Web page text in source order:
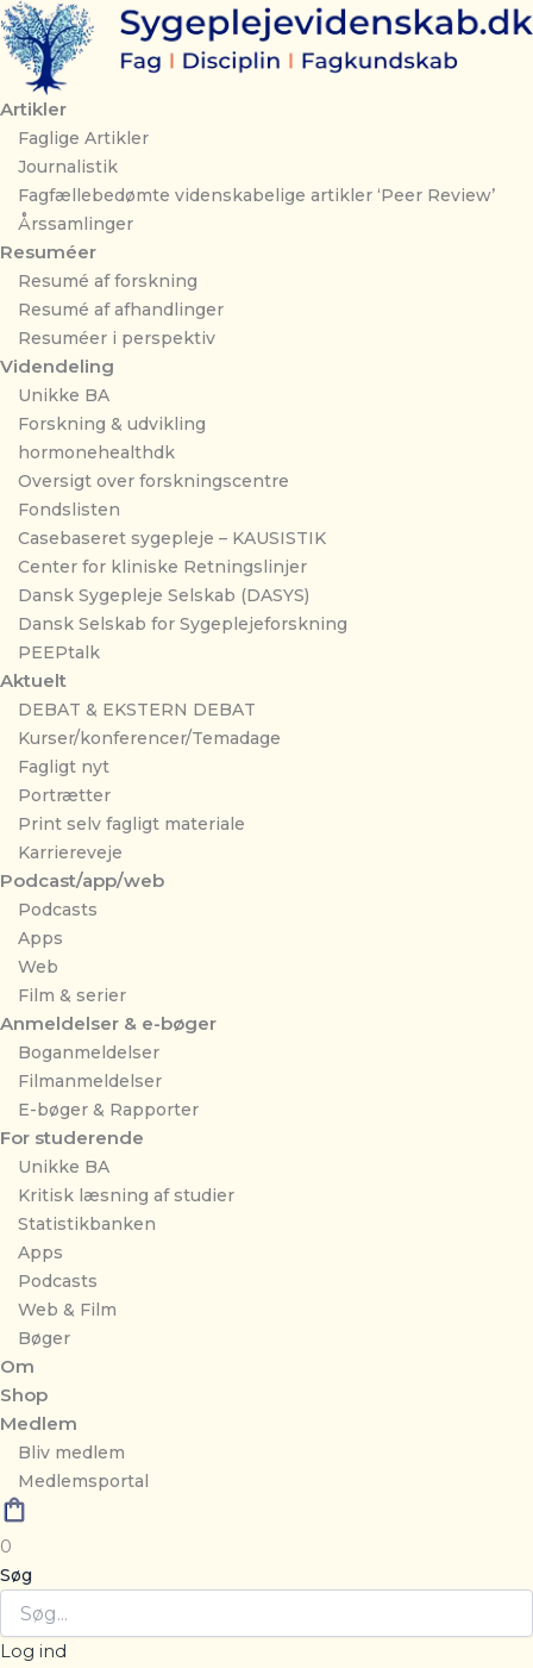
Gå
til
indholdet
Artikler
Faglige Artikler
Journalistik
Fagfællebedømte videnskabelige artikler ‘Peer Review’
Årssamlinger
Resuméer
Resumé af forskning
Resumé af afhandlinger
Resuméer i perspektiv
Videndeling
Unikke BA
Forskning & udvikling
hormonehealthdk
Oversigt over forskningscentre
Fondslisten
Casebaseret sygepleje – KAUSISTIK
Center for kliniske Retningslinjer
Dansk Sygepleje Selskab (DASYS)
Dansk Selskab for Sygeplejeforskning
PEEPtalk
Aktuelt
DEBAT & EKSTERN DEBAT
Kurser/konferencer/Temadage
Fagligt nyt
Portrætter
Print selv fagligt materiale
Karriereveje
Podcast/app/web
Podcasts
Apps
Web
Film & serier
Anmeldelser & e-bøger
Boganmeldelser
Filmanmeldelser
E-bøger & Rapporter
For studerende
Unikke BA
Kritisk læsning af studier
Statistikbanken
Apps
Podcasts
Web & Film
Bøger
Om
Shop
Medlem
Bliv medlem
Medlemsportal
0
Søg
Log ind